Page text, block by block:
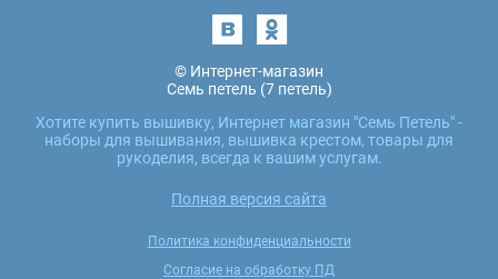
© Интернет-магазин
Семь петель (7 петель)
Хотите купить вышивку, Интернет магазин "Семь Петель" -
наборы для вышивания, вышивка крестом, товары для
рукоделия, всегда к вашим услугам.
Полная версия сайта
Политика конфиденциальности
Согласие на обработку ПД